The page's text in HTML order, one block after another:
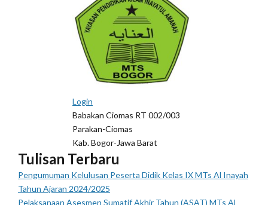
Login
Babakan Ciomas RT 002/003
Parakan-Ciomas
Kab. Bogor-Jawa Barat
Tulisan Terbaru
Pengumuman Kelulusan Peserta Didik Kelas IX MTs Al Inayah
Tahun Ajaran 2024/2025
Pelaksanaan Asesmen Sumatif Akhir Tahun (ASAT) MTs Al